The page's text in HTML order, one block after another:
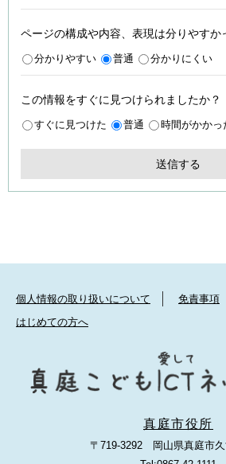
ページの構成や内容、表現は分りやすか
分かりやすい 普通 分かりにくい
この情報をすぐに見つけられましたか？
すぐに見つけた 普通 時間がかかっ
個人情報の取り扱いについて 免責事項
はじめての方へ
真庭市役所
〒719-3292 岡山県真庭市久